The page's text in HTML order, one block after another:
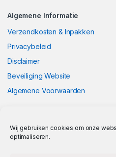
Wij gebruiken cookies om onze
optimaliseren.
Algemene Informatie
Verzendkosten & Inpakken
Privacybeleid
Disclaimer
Beveiliging Website
Algemene Voorwaarden